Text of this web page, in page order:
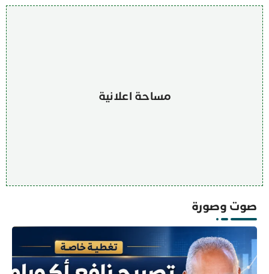
مساحة اعلانية
صوت وصورة